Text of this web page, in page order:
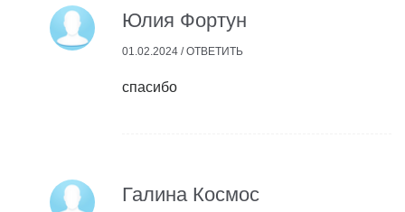
Юлия Фортун
01.02.2024 /ОТВЕТИТЬ
спасибо
Галина Космос